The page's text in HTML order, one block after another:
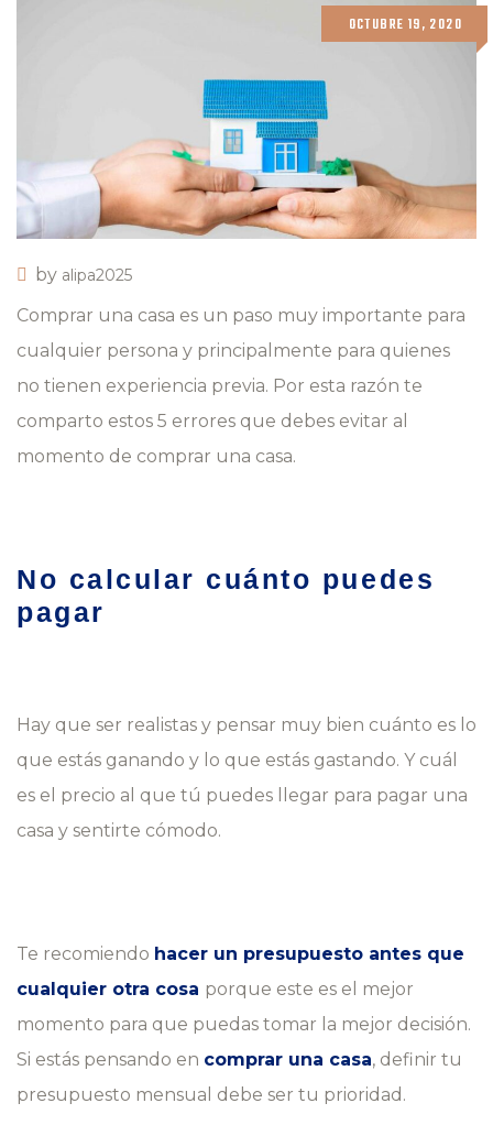
OCTUBRE 19, 2020
by alipa2025
Comprar una casa es un paso muy importante para
cualquier persona y principalmente para quienes
no tienen experiencia previa. Por esta razón te
comparto estos 5 errores que debes evitar al
momento de comprar una casa.
No calcular cuánto puedes
pagar
Hay que ser realistas y pensar muy bien cuánto es lo
que estás ganando y lo que estás gastando. Y cuál
es el precio al que tú puedes llegar para pagar una
casa y sentirte cómodo.
Te recomiendo hacer un presupuesto antes que
cualquier otra cosa porque este es el mejor
momento para que puedas tomar la mejor decisión.
Si estás pensando en comprar una casa, definir tu
presupuesto mensual debe ser tu prioridad.